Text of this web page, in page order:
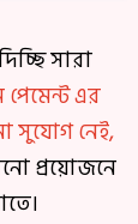
সারা
পেমেন্ট এর
সুযোগ নেই,
প্রয়োজনে